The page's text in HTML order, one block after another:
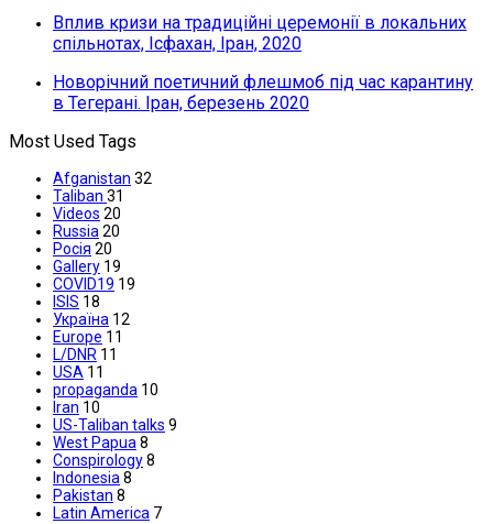
Вплив кризи на традиційні церемонії в локальних
спільнотах, Ісфахан, Іран, 2020
Новорічний поетичний флешмоб під час карантину
в Тегерані. Іран, березень 2020
Most Used Tags
Afganistan 32
Taliban 31
Videos 20
Russia20
Росія 20
Gallery 19
COVID19 19
ISIS 18
Україна 12
Europe 11
L/DNR 11
USA 11
propaganda 10
Iran 10
US-Taliban talks 9
West Papua8
Conspirology8
Indonesia8
Pakistan 8
Latin America 7